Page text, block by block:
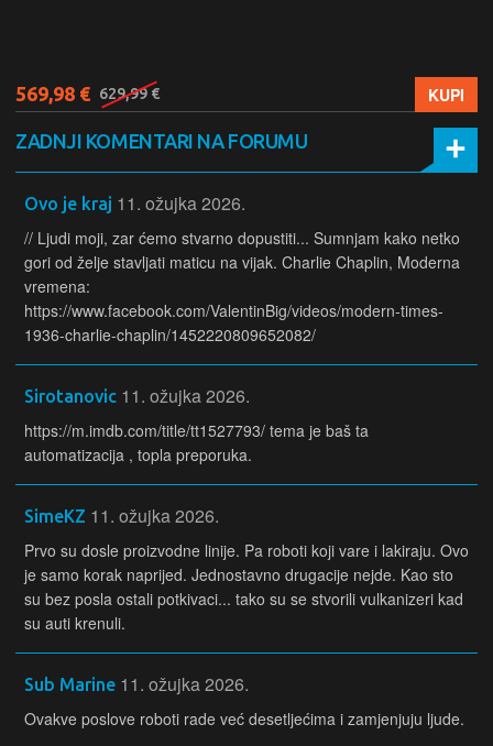
579,99 € KUPI
ZADNJI KOMENTARI NA FORUMU
Ovo je kraj 11. ožujka 2026.
// Ljudi moji, zar ćemo stvarno dopustiti... Sumnjam kako netko
gori od želje stavljati maticu na vijak. Charlie Chaplin, Moderna
vremena:
https://www.facebook.com/ValentinBig/videos/modern-times-
1936-charlie-chaplin/1452220809652082/
Sirotanovic 11. ožujka 2026.
https://m.imdb.com/title/tt1527793/ tema je baš ta
automatizacija , topla preporuka.
SimeKZ 11. ožujka 2026.
Prvo su dosle proizvodne linije. Pa roboti koji vare i lakiraju. Ovo
je samo korak naprijed. Jednostavno drugacije nejde. Kao sto
su bez posla ostali potkivaci... tako su se stvorili vulkanizeri kad
su auti krenuli.
Sub Marine 11. ožujka 2026.
Ovakve poslove roboti rade već desetljećima i zamjenjuju ljude.